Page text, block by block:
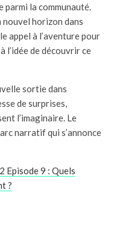
parmi la communauté.
horizon dans
appel à l’aventure pour
l’idée de découvrir ce
sortie dans
de surprises,
l’imaginaire. Le
narratif qui s’annonce
Episode 9 : Quels
?